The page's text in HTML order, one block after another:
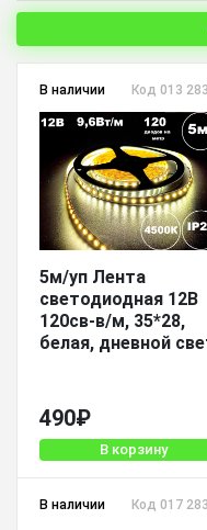
В наличии Код 013
5м/уп Лента
светодиодная 12В
120св-в/м, 35*28,
белая, дневной
490₽
В корзину
В наличии Код 017